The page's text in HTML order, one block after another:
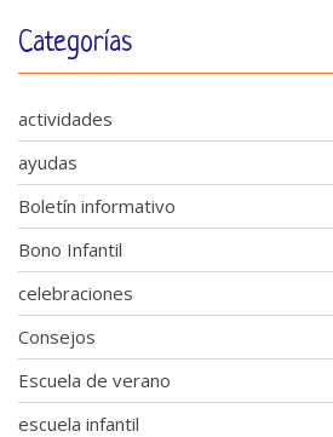
Categorías
actividades
ayudas
Boletín informativo
Bono Infantil
celebraciones
Consejos
Escuela de verano
escuela infantil